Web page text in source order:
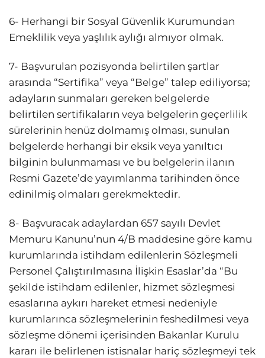
6- Herhangi bir Sosyal Güvenlik Kurumundan
Emeklilik veya yaşlılık aylığı almıyor olmak.
7- Başvurulan pozisyonda belirtilen şartlar
arasında “Sertifika” veya “Belge” talep ediliyorsa;
adayların sunmaları gereken belgelerde
belirtilen sertifikaların veya belgelerin geçerlilik
sürelerinin henüz dolmamış olması, sunulan
belgelerde herhangi bir eksik veya yanıltıcı
bilginin bulunmaması ve bu belgelerin ilanın
Resmi Gazete’de yayımlanma tarihinden önce
edinilmiş olmaları gerekmektedir.
8- Başvuracak adaylardan 657 sayılı Devlet
Memuru Kanunu’nun 4/B maddesine göre kamu
kurumlarında istihdam edilenlerin Sözleşmeli
Personel Çalıştırılmasına İlişkin Esaslar’da “Bu
şekilde istihdam edilenler, hizmet sözleşmesi
esaslarına aykırı hareket etmesi nedeniyle
kurumlarınca sözleşmelerinin feshedilmesi veya
sözleşme dönemi içerisinden Bakanlar Kurulu
kararı ile belirlenen istisnalar hariç sözleşmeyi tek